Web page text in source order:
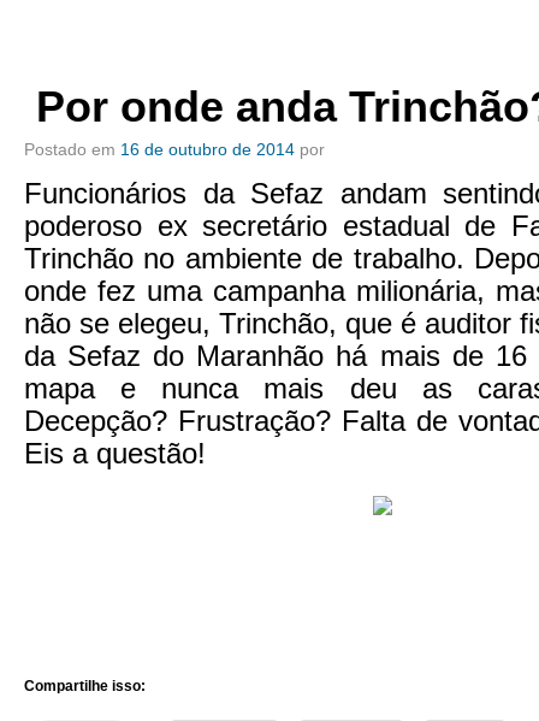
Por onde anda
Postado em 16 de outubro de 2014 por
Funcionários da Sefaz andam
poderoso ex secretário estadual de
Trinchão no ambiente de trabalho.
onde fez uma campanha milionária,
não se elegeu, Trinchão, que é auditor
da Sefaz do Maranhão há mais de 16
mapa e nunca mais deu as
Decepção? Frustração? Falta de
Eis a questão!
Compartilhe isso: